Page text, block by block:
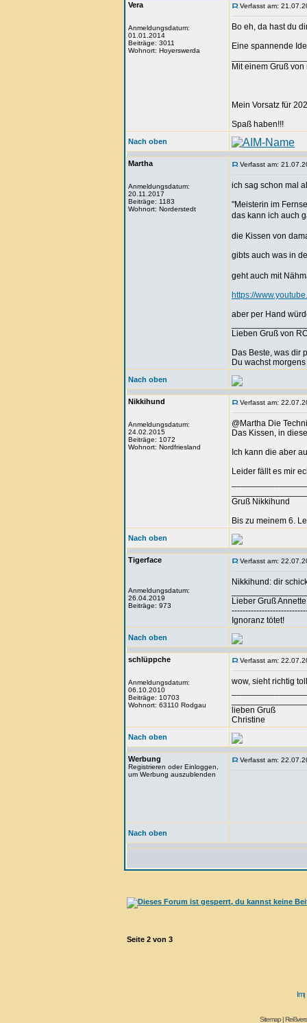
Vera
Anmeldungsdatum:
01.01.2014
Beiträge: 3011
Wohnort: Hoyerswerda
Verfasst am:
Bo eh, da hast du
Eine spannende
Mit einem Gruß von
Mein Vorsatz für
Spaß haben!!!
Nach oben
Martha
Anmeldungsdatum:
20.11.2017
Beiträge: 1183
Wohnort: Norderstedt
Verfasst am:
ich sag schon mal
"Meisterin im
das kann ich auch
die Kissen von
gibts auch was in
geht auch mit
https://
aber per Hand
Lieben Gruß von
Das Beste, was dir
Du wachst
Nach oben
Nikkihund
Anmeldungsdatum:
24.02.2015
Beiträge: 1072
Wohnort: Nordfriesland
Verfasst am:
@Martha Die
Das Kissen, in
Ich kann die aber
Leider fällt es mir
Gruß Nikkihund
Bis zu meinem 6.
Nach oben
Tigerface
Anmeldungsdatum:
26.04.2019
Beiträge: 973
Verfasst am:
Nikkihund: dir
Lieber Gruß Annette
Ignoranz tötet!
Nach oben
schlüppche
Anmeldungsdatum:
06.10.2010
Beiträge: 10703
Wohnort: 63110 Rodgau
Verfasst am:
wow, sieht richtig
lieben Gruß
Christine
Nach oben
Werbung
Registrieren oder Einloggen,
um Werbung auszublenden
Verfasst am:
Nach oben
Seite 2 von 3
Sitemap|